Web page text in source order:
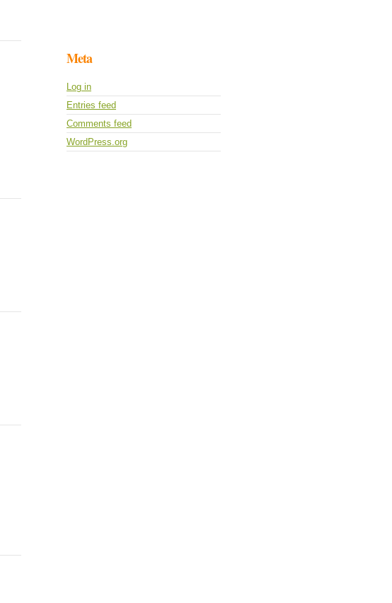
Meta
Log in
Entries feed
Comments feed
WordPress.org